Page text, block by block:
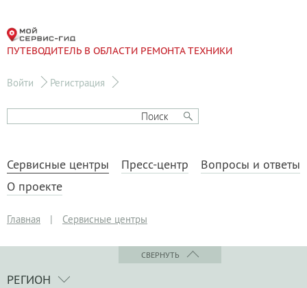
ПУТЕВОДИТЕЛЬ В ОБЛАСТИ РЕМОНТА ТЕХНИКИ
Войти Регистрация
Сервисные центры Пресс-центр
Вопросы и ответы
О проекте
Главная | Сервисные центры
СВЕРНУТЬ
РЕГИОН